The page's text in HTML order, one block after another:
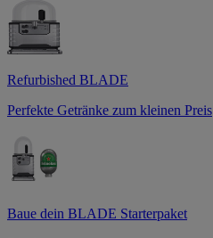
Refurbished BLADE
Perfekte Getränke zum kleinen Preis
Baue dein BLADE Starterpaket